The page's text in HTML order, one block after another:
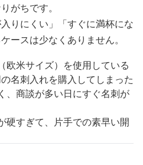
がちです。
りにくい」「すぐに満杯にな
ースは少なくありません。
欧米サイズ）を使用している
名刺入れを購入してしまった
、商談が多い日にすぐ名刺が
硬すぎて、片手での素早い開